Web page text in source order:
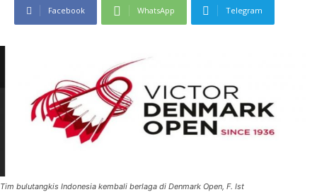
Facebook WhatsApp Telegram
Tim bulutangkis Indonesia kembali berlaga di Denmark Open, F. Ist